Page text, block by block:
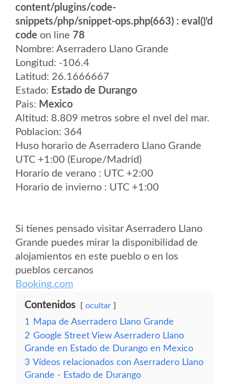
content/plugins/code-
snippets/php/snippet-ops.php(663) : eval()'d
code on line 78
Nombre: Aserradero Llano Grande
Longitud: -106.4
Latitud: 26.1666667
Estado: Estado de Durango
Pais: Mexico
Altitud: 8.809 metros sobre el nvel del mar.
Poblacion: 364
Huso horario de Aserradero Llano Grande
UTC +1:00 (Europe/Madrid)
Horario de verano : UTC +2:00
Horario de invierno : UTC +1:00
Si tienes pensado visitar Aserradero Llano
Grande puedes mirar la disponibilidad de
alojamientos en este pueblo o en los
pueblos cercanos
Booking.com
Contenidos ocultar
1
Mapa de Aserradero Llano Grande
2 Google Street View Aserradero Llano
Grande en Estado de Durango en Mexico
3 Vídeos relacionados con Aserradero Llano
Grande - Estado de Durango